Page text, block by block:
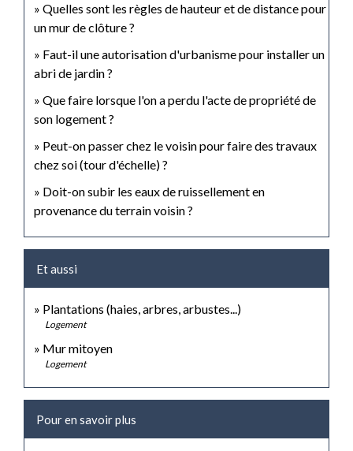
Quelles sont les règles de hauteur et de distance pour
un mur de clôture ?
Faut-il une autorisation d'urbanisme pour installer un
abri de jardin ?
Que faire lorsque l'on a perdu l'acte de propriété de
son logement ?
Peut-on passer chez le voisin pour faire des travaux
chez soi (tour d'échelle) ?
Doit-on subir les eaux de ruissellement en
provenance du terrain voisin ?
Et aussi
Plantations (haies, arbres, arbustes...)
Logement
Mur mitoyen
Logement
Pour en savoir plus